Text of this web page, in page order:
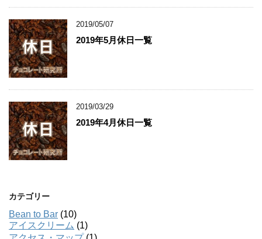
2019/05/07
2019年5月休日一覧
2019/03/29
2019年4月休日一覧
カテゴリー
Bean to Bar (10)
アイスクリーム (1)